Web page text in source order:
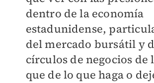
dentro de la economía
estadunidense,
del mercado bursátil y
círculos de negocios de
que de lo que haga o